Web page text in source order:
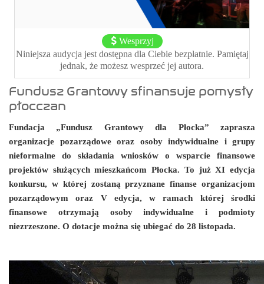
Wesprzyj
Niniejsza audycja jest dostępna dla Ciebie bezpłatnie. Pamiętaj
jednak, że możesz wesprzeć jej autora.
Fundusz Grantowy sfinansuje pomysły
płocczan
Fundacja „Fundusz Grantowy dla Płocka” zaprasza
organizacje pozarządowe oraz osoby indywidualne i grupy
nieformalne do składania wniosków o wsparcie finansowe
projektów służących mieszkańcom Płocka. To już XI edycja
konkursu, w której zostaną przyznane finanse organizacjom
pozarządowym oraz V edycja, w ramach której środki
finansowe otrzymają osoby indywidualne i podmioty
niezrzeszone. O dotacje można się ubiegać do 28 listopada.